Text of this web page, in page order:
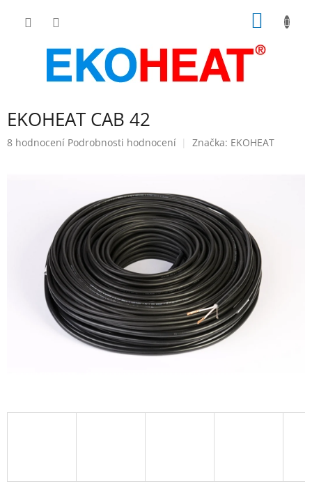
EKOHEAT CAB 42
Průměrné
hvězdiček.
8 hodnocení Podrobnosti hodnocení Značka: EKOHEAT